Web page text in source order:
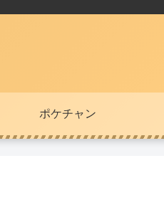
ポケチャン